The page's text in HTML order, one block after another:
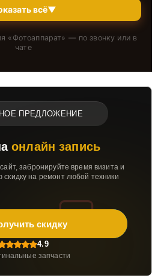
всё▼
« Фотоаппарат» — по звонку или в
чате
ПРЕДЛОЖЕНИЕ
онлайн запись
забронируйте время визита и
скидку на ремонт любой техники
скидку
4.9
запчасти